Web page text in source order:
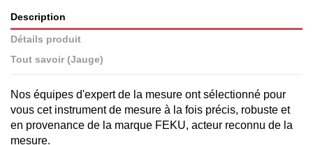
Description
Détails produit
Tout savoir (Jauge)
Nos équipes d'expert de la mesure ont sélectionné pour
vous cet instrument de mesure à la fois précis, robuste et
en provenance de la marque FEKU, acteur reconnu de la
mesure.